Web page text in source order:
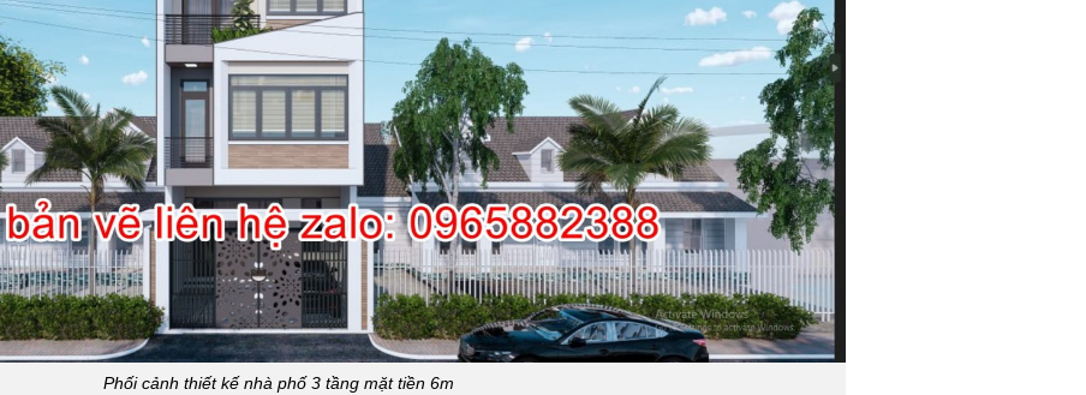
Phối cảnh thiết kế nhà phố 3 tầng mặt tiền 6m